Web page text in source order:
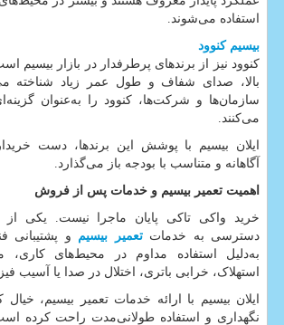
استفاده می‌شوند.
بیسیم کنوود
کنوود نیز از برندهای پرطرفدار در بازار بیسیم
بالا، صدای شفاف و طول عمر زیاد شناخته
سازمان‌ها و شرکت‌ها، کنوود را به‌عنوان
می‌کنند.
ایلان بیسیم با پوشش این برندها، دست
آگاهانه و متناسب با بودجه باز می‌گذارد.
اهمیت تعمیر بیسیم و خدمات پس از فروش
خرید واکی تاکی پایان ماجرا نیست. یکی از
دسترسی به خدماتتعمیر بیسیم و پشتیبانی
به‌دلیل استفاده مداوم در محیط‌های
استهلاک، خرابی باتری، اختلال در صدا یا آسیب
ایلان بیسیم با ارائه خدمات تعمیر بیسیم، خیال
نگهداری و استفاده طولانی‌مدت راحت کرده